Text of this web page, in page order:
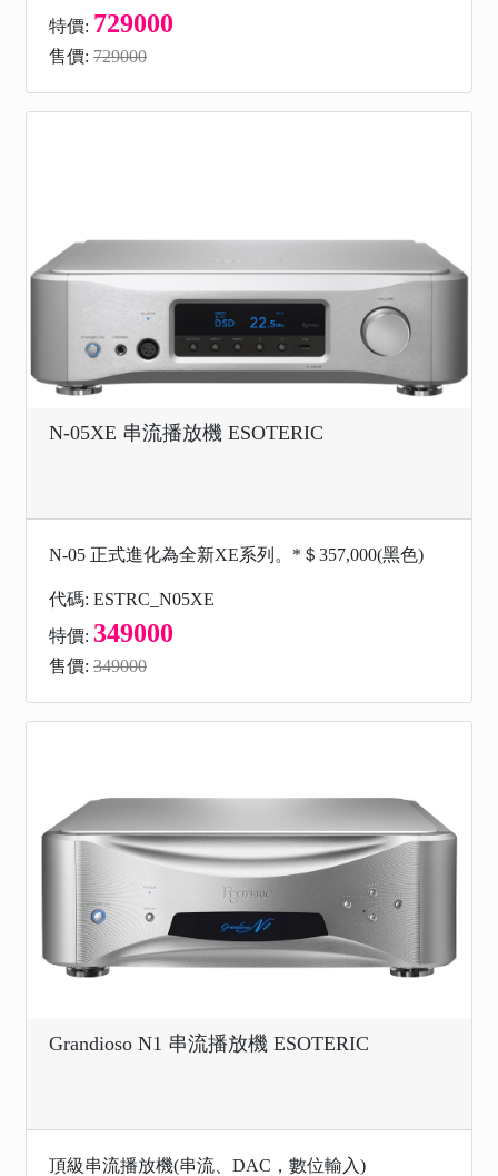
特價: 729000
售價: 729000
N-05XE 串流播放機 ESOTERIC
N-05 正式進化為全新XE系列。*＄357,000(黑色)
代碼: ESTRC_N05XE
特價: 349000
售價: 349000
Grandioso N1 串流播放機 ESOTERIC
頂級串流播放機(串流、DAC，數位輸入)